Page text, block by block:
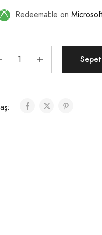
Redeemable on Microsoft